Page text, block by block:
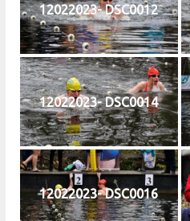
12022023- DSC0012
12022023- DSC0014
12022023- DSC0016